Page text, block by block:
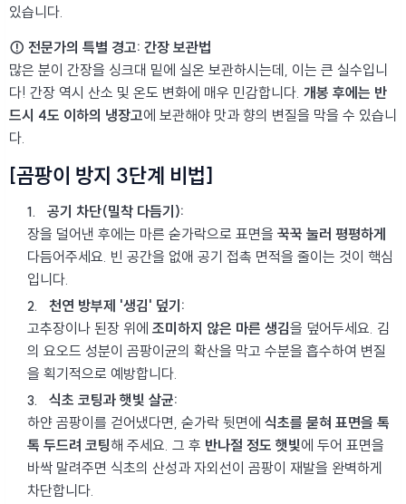
있습니다.
⚠️ 전문가의 특별 경고: 간장 보관법
많은 분이 간장을 싱크대 밑에 실온 보관하시는데, 이는 큰 실수입니
다! 간장 역시 산소 및 온도 변화에 매우 민감합니다. 개봉 후에는 반
드시 4도 이하의 냉장고에 보관해야 맛과 향의 변질을 막을 수 있습니
다.
[곰팡이 방지 3단계 비법]
공기 차단(밀착 다듬기):
장을 덜어낸 후에는 마른 숟가락으로 표면을 꾹꾹 눌러 평평하게
다듬어주세요. 빈 공간을 없애 공기 접촉 면적을 줄이는 것이 핵심
입니다.
천연 방부제 '생김' 덮기:
고추장이나 된장 위에 조미하지 않은 마른 생김을 덮어두세요. 김
의 요오드 성분이 곰팡이균의 확산을 막고 수분을 흡수하여 변질
을 획기적으로 예방합니다.
식초 코팅과 햇빛 살균:
하얀 곰팡이를 걷어냈다면, 숟가락 뒷면에 식초를 묻혀 표면을 톡
톡 두드려 코팅해 주세요. 그 후 반나절 정도 햇빛에 두어 표면을
바싹 말려주면 식초의 산성과 자외선이 곰팡이 재발을 완벽하게
차단합니다.